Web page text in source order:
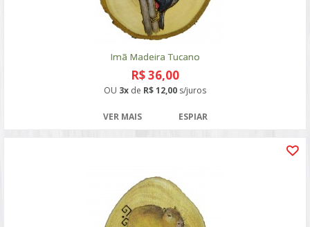
Imã Madeira Tucano
R$ 36,00
OU 3x de R$ 12,00 s/juros
VER MAIS ESPIAR